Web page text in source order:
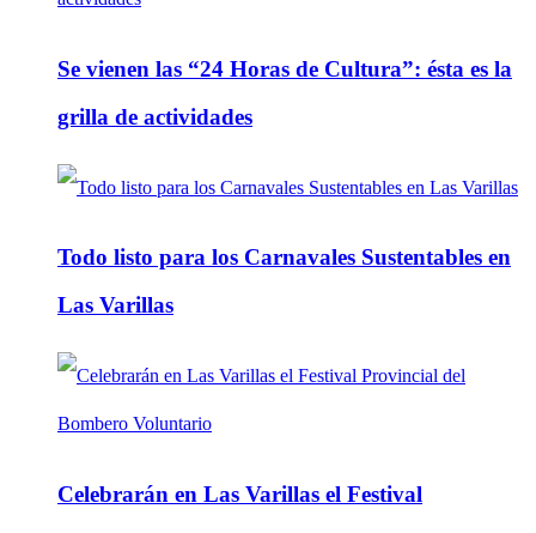
Se vienen las “24 Horas de Cultura”: ésta es la
grilla de actividades
Todo listo para los Carnavales Sustentables en
Las Varillas
Celebrarán en Las Varillas el Festival